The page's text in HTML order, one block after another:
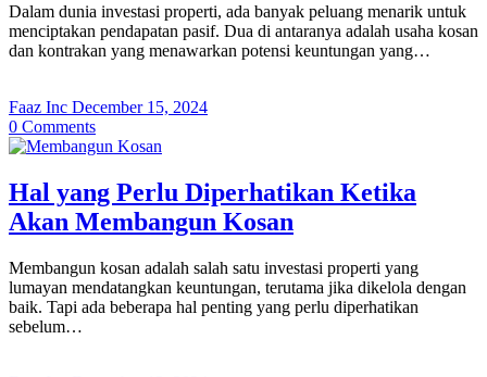
Dalam dunia investasi properti, ada banyak peluang menarik untuk
menciptakan pendapatan pasif. Dua di antaranya adalah usaha kosan
dan kontrakan yang menawarkan potensi keuntungan yang…
Faaz Inc December 15, 2024
0 Comments
Hal yang Perlu Diperhatikan Ketika
Akan Membangun Kosan
Membangun kosan adalah salah satu investasi properti yang
lumayan mendatangkan keuntungan, terutama jika dikelola dengan
baik. Tapi ada beberapa hal penting yang perlu diperhatikan
sebelum…